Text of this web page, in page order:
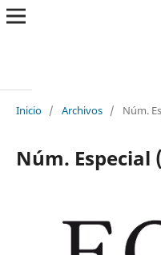
Inicio / Archivos / Núm.
Núm. Especial